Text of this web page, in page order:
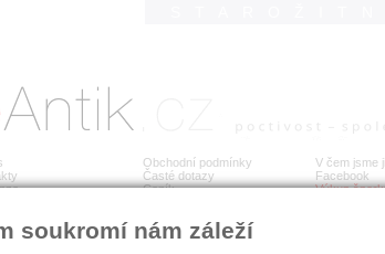
Obchodní podmínky
Časté dotazy
Ceník
V čem jsme
Facebook
Výkup
položky č. 183 466 Stříbrná Art deco
soukromí nám záleží